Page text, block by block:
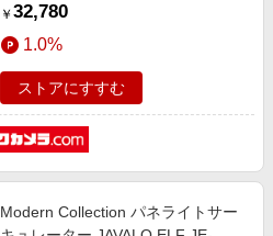
ン付属]
￥ 32,780
1.0%
ストアにすすむ
Modern Collection パネライトサー